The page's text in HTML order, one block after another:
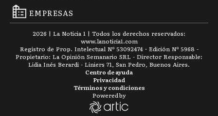
EMPRESAS
2026 | La Noticia 1 | Todos los derechos reservados:
www.lanoticia1.com
Registro de Prop. Intelectual Nº 53092474 · Edición Nº 5968 -
Propietario: La Opinión Semanario SRL - Director Responsable:
Lidia Inés Berardi - Liniers 71, San Pedro, Buenos Aires.
Términos y condiciones
Privacidad
Centro de ayuda
Powered by